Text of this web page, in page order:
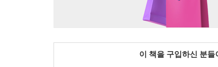
이 책을 구입하신 분